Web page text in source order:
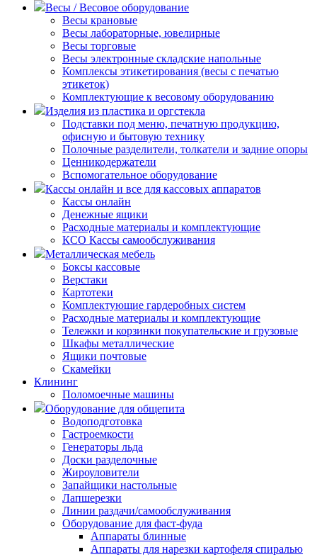
Весы / Весовое оборудование
Весы крановые
Весы лабораторные, ювелирные
Весы торговые
Весы электронные складские напольные
Комплексы этикетирования (весы с печатью
этикеток)
Комплектующие к весовому оборудованию
Изделия из пластика и оргстекла
Подставки под меню, печатную продукцию,
офисную и бытовую технику
Полочные разделители, толкатели и задние опоры
Ценникодержатели
Вспомогательное оборудование
Кассы онлайн и все для кассовых аппаратов
Кассы онлайн
Денежные ящики
Расходные материалы и комплектующие
КСО Кассы самообслуживания
Металлическая мебель
Боксы кассовые
Верстаки
Картотеки
Комплектующие гардеробных систем
Расходные материалы и комплектующие
Тележки и корзинки покупательские и грузовые
Шкафы металлические
Ящики почтовые
Скамейки
Клининг
Поломоечные машины
Оборудование для общепита
Водоподготовка
Гастроемкости
Генераторы льда
Доски разделочные
Жироуловители
Запайщики настольные
Лапшерезки
Линии раздачи/самообслуживания
Оборудование для фаст-фуда
Аппараты блинные
Аппараты для нарезки картофеля спиралью